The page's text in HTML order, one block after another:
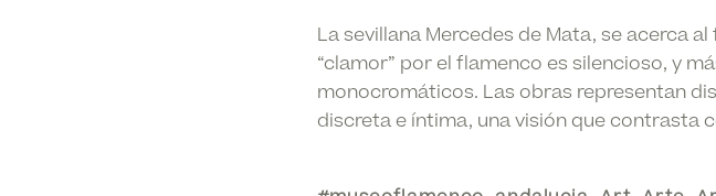
La sevillana Mercedes de Mata, se acerca
“clamor” por el flamenco es silencioso, y
monocromáticos. Las obras representan
discreta e íntima, una visión que contrasta